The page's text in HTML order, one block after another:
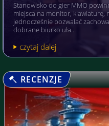
Stanowisko do gier MMO
miejsca na monitor, klawiaturę,
jednocześnie pozwalać
dobrane biurko uła…
czytaj dalej
RECENZJE